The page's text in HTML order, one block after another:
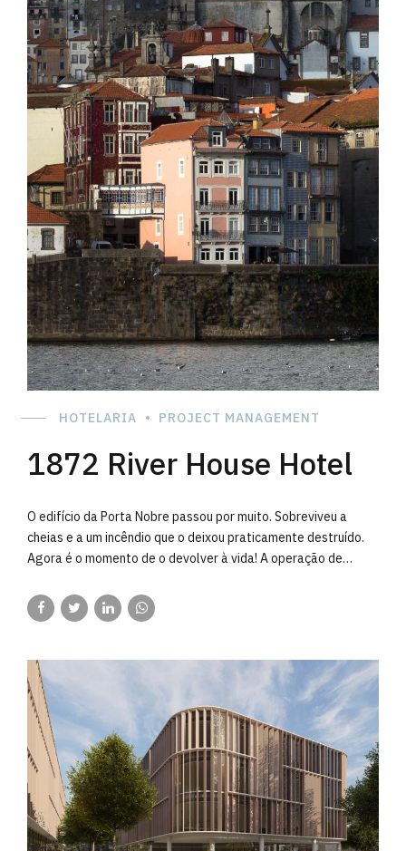
uma experiência ainda melhor. A WEPLAN enquanto Project
Manager, liderou o processo de Planeamento, Controlo de
Custos e Qualidade, implementando um Projeto de Criação do
Próprio Cliente, num prazo muito apertado e com as
condicionantes inerentes a uma obra deslocalizada. A
WEPLAN agradece a todos os parceiros que participaram
nesta missão, desde projetistas, fornecedores, sub-
empreiteiros, e também aos técnicos da própria WEPLAN que
se empenharam no melhor.
HOTELARIA PROJECT MANAGEMENT
1872 River House Hotel
O edifício da Porta Nobre passou por muito. Sobreviveu a
cheias e a um incêndio que o deixou praticamente destruído.
Agora é o momento de o devolver à vida! A operação de
existência sob a forma de «1872 – River House», que já é uma
das unidades hoteleiras de referência no Centro Histórico. O
profundo trabalho de restauro onde apenas se aproveitou as
paredes das fachadas.